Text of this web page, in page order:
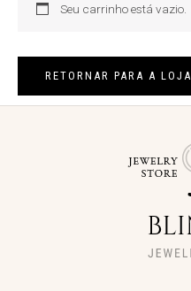
Seu carrinho está vazio.
RETORNAR PARA A LOJA